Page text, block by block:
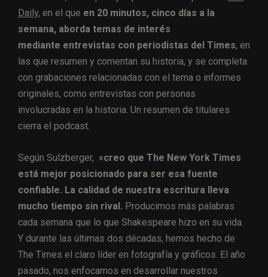
Daily, en el que en 20 minutos, cinco días a la
semana, aborda temas de interés
mediante entrevistas con periodistas del Times, en
las que resumen y comentan su historia, y se completa
con grabaciones relacionadas con el tema o informes
originales, como entrevistas con personas
involucradas en la historia. Un resumen de titulares
cierra el podcast.
Según Sulzberger, «creo que The New York Times
está mejor posicionado para ser esa fuente
confiable. La calidad de nuestra escritura lleva
mucho tiempo sin rival. Producimos más palabras
cada semana que lo que Shakespeare hizo en su vida.
Y durante las últimas dos décadas, hemos hecho de
The Times el claro líder en fotografía y gráficos. El año
pasado, nos enfocamos en desarrollar nuestros